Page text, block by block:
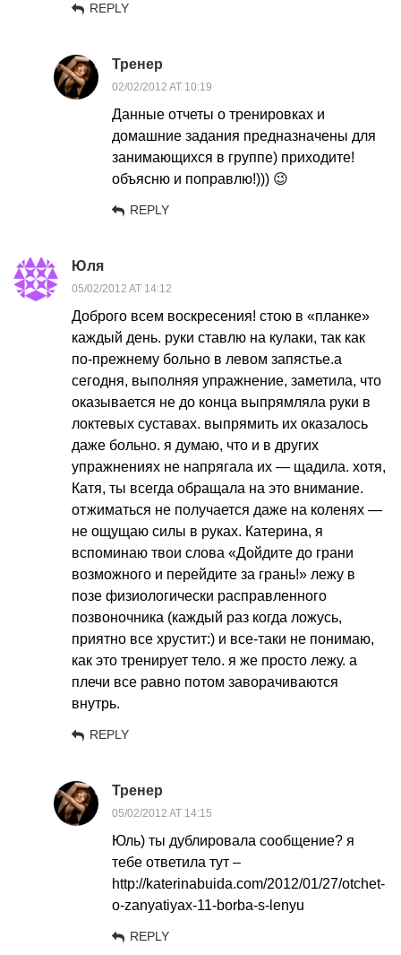
REPLY
Тренер
02/02/2012 AT 10:19
Данные отчеты о тренировках и
домашние задания предназначены для
занимающихся в группе) приходите!
объясню и поправлю!))) 😉
REPLY
Юля
05/02/2012 AT 14:12
Доброго всем воскресения! стою в «планке»
каждый день. руки ставлю на кулаки, так как
по-прежнему больно в левом запястье.а
сегодня, выполняя упражнение, заметила, что
оказывается не до конца выпрямляла руки в
локтевых суставах. выпрямить их оказалось
даже больно. я думаю, что и в других
упражнениях не напрягала их — щадила. хотя,
Катя, ты всегда обращала на это внимание.
отжиматься не получается даже на коленях —
не ощущаю силы в руках. Катерина, я
вспоминаю твои слова «Дойдите до грани
возможного и перейдите за грань!» лежу в
позе физиологически расправленного
позвоночника (каждый раз когда ложусь,
приятно все хрустит:) и все-таки не понимаю,
как это тренирует тело. я же просто лежу. а
плечи все равно потом заворачиваются
внутрь.
REPLY
Тренер
05/02/2012 AT 14:15
Юль) ты дублировала сообщение? я
тебе ответила тут –
http://katerinabuida.com/2012/01/27/otchet-
o-zanyatiyax-11-borba-s-lenyu
REPLY